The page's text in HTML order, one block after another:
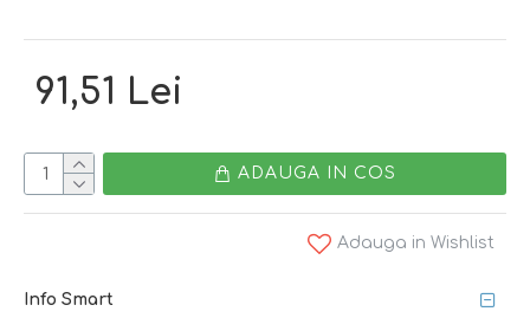
91,51 Lei
ADAUGA IN COS
Adauga in Wishlist
Info Smart